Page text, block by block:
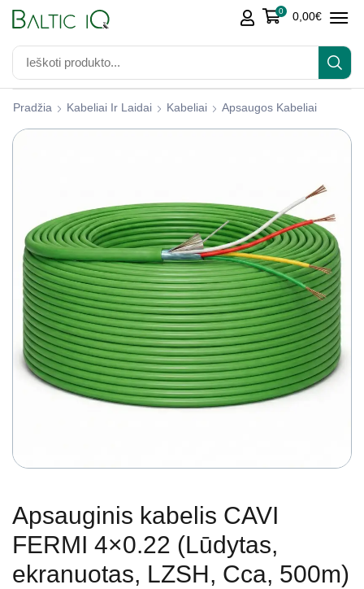
0 0,00€
Pradžia Kabeliai Ir Laidai Kabeliai Apsaugos Kabeliai
Apsauginis kabelis CAVI
FERMI 4×0.22 (Lūdytas,
ekranuotas, LZSH, Cca, 500m)